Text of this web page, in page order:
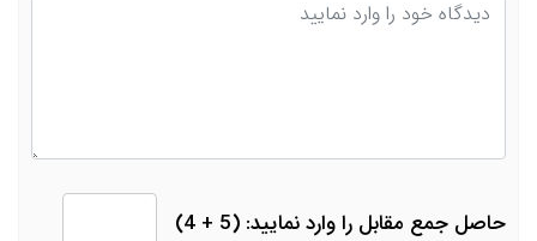
حاصل جمع مقابل را وارد نمایید: (5 + 4)